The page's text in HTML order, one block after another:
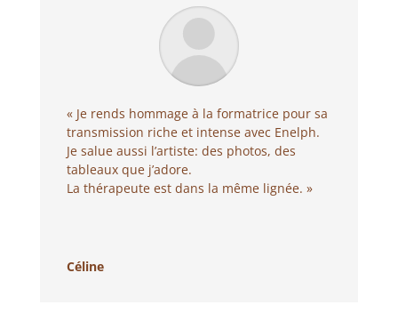
« Je rends hommage à la formatrice pour sa
transmission riche et intense avec Enelph.
Je salue aussi l’artiste: des photos, des
tableaux que j’adore.
La thérapeute est dans la même lignée. »
Céline